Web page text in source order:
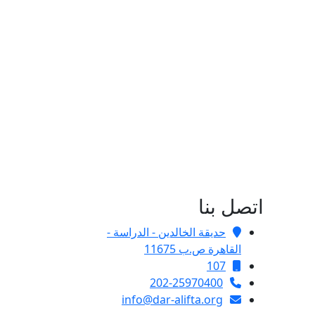
اتصل بنا
حديقة الخالدين - الدراسة -
القاهرة ص.ب 11675
107
202-25970400
info@dar-alifta.org